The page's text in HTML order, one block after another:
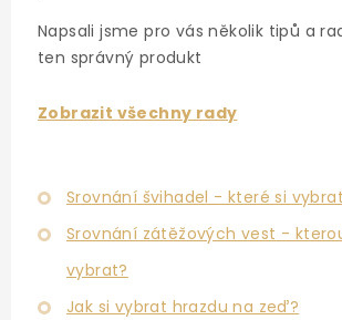
Napsali jsme pro vás několik tipů a
ten správný produkt
Zobrazit všechny rady
Srovnání švihadel - které si
Srovnání zátěžových vest -
vybrat?
Jak si vybrat hrazdu na zeď?